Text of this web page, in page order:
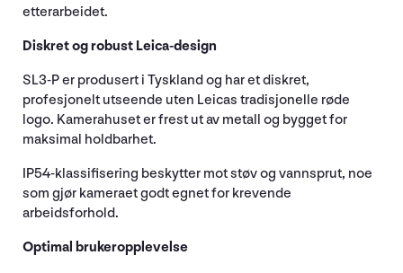
etterarbeidet.
Diskret og robust Leica-design
SL3-P er produsert i Tyskland og har et diskret,
profesjonelt utseende uten Leicas tradisjonelle røde
logo. Kamerahuset er frest ut av metall og bygget for
maksimal holdbarhet.
IP54-klassifisering beskytter mot støv og vannsprut, noe
som gjør kameraet godt egnet for krevende
arbeidsforhold.
Optimal brukeropplevelse